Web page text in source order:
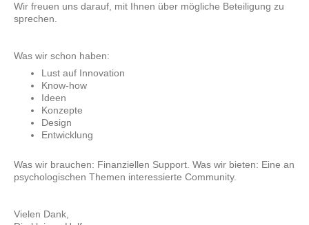
Wir freuen uns darauf, mit Ihnen über mögliche Beteiligung zu
sprechen.
Was wir schon haben:
Lust auf Innovation
Know-how
Ideen
Konzepte
Design
Entwicklung
Was wir brauchen: Finanziellen Support. Was wir bieten: Eine an
psychologischen Themen interessierte Community.
Vielen Dank,